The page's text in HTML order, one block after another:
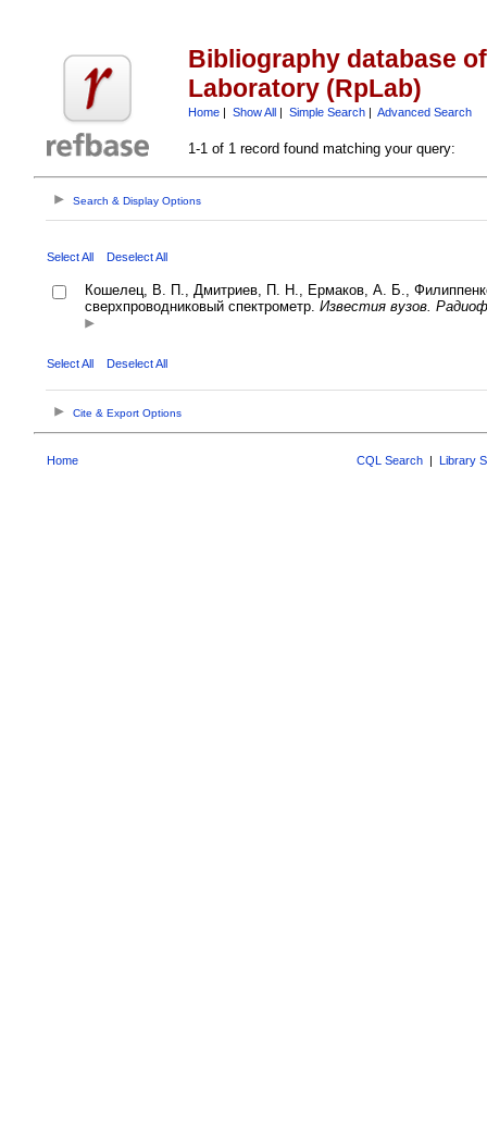
Bibliography database
Laboratory (RpLab)
Home| Show All| Simple Search| Advanced Search
1-1 of 1 record found matching your query:
Search & Display Options
Select All Deselect All
Кошелец, В. П., Дмитриев, П. Н., Ермаков, А. Б.,
сверхпроводниковый спектрометр. Известия вузов.
Select All Deselect All
Cite & Export Options
Home CQL Search | Library